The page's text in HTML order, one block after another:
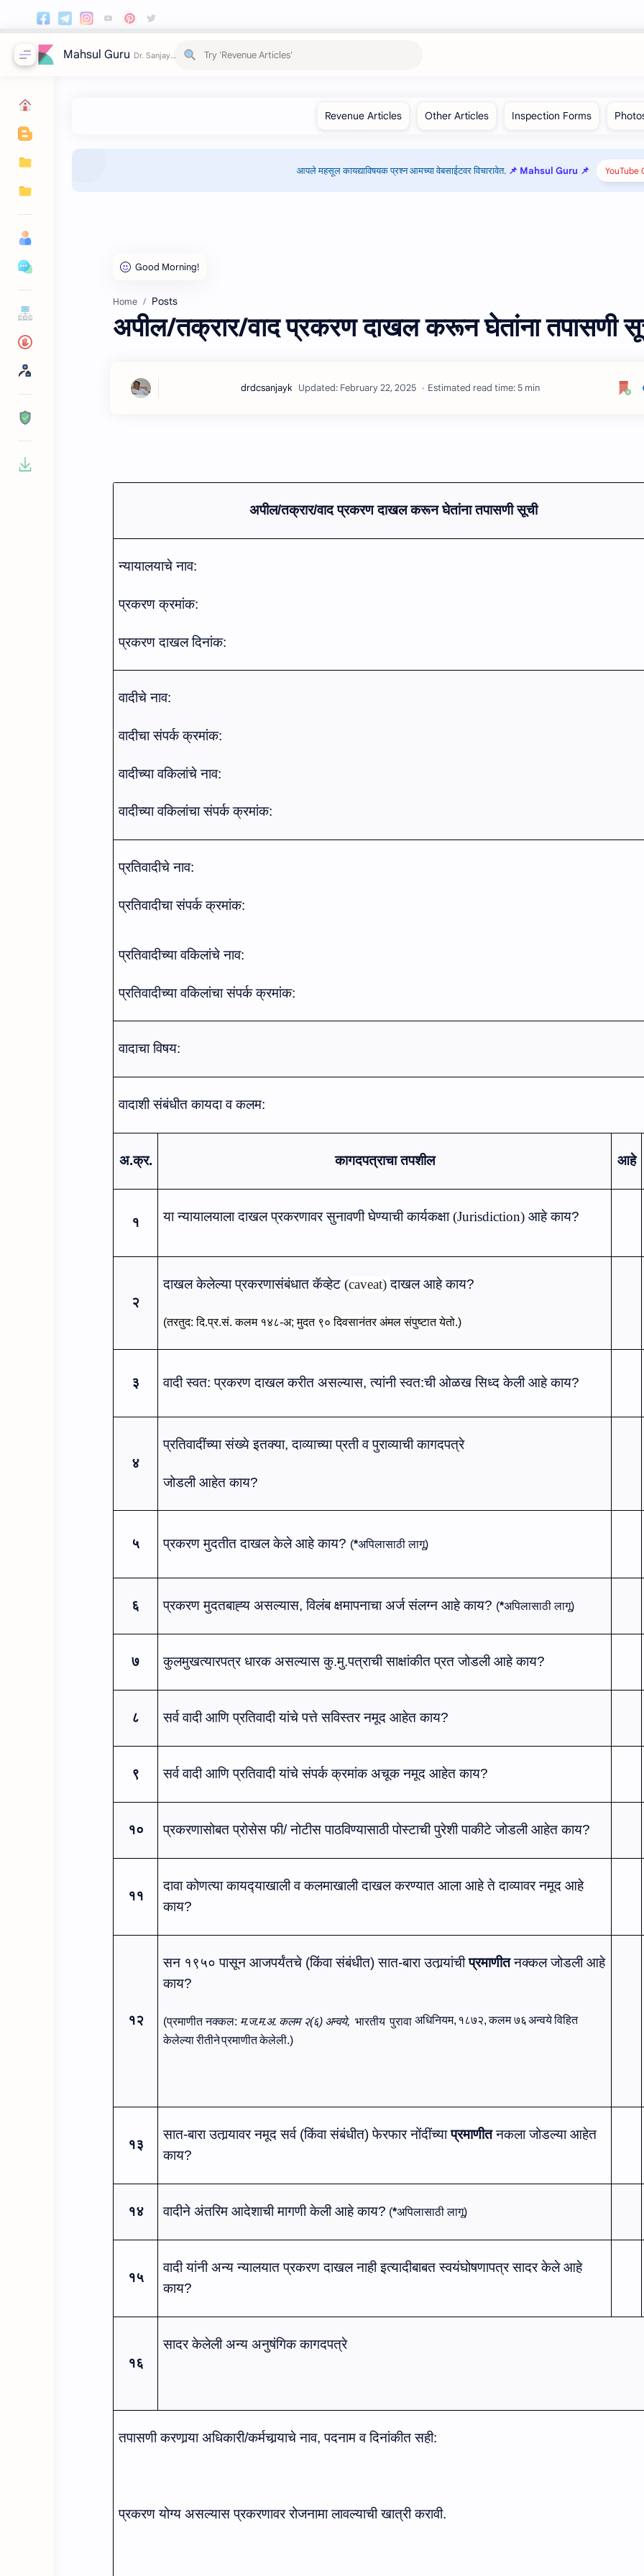
Mahsul Guru
आपले महसूल कायद्याविषयक प्रश्न आमच्या वेबसाईटवर विचारावेत. 📌 Mahsul Guru 📌 YouTube
Home Posts
अपील/तक्रार/वाद प्रकरण दाखल करून घेतांना तपासणी
Estimated read time: 5 min
अपील/तक्रार/वादप्रकरण दाखल करून घेतांनातपासणी सूची
न्‍यायालयाचे नाव:
प्रकरण क्रमांक:
प्रकरण दाखलदिनांक:
वादीचेनाव:
वादीचा संपर्क क्रमांक:
वादीच्‍यावकिलांचे नाव:
वादीच्‍या वकिलांचा संपर्क क्रमांक:
प्रतिवादीचे नाव:
प्रतिवादीचा संपर्क क्रमांक:
प्रतिवादीच्‍या वकिलांचे नाव:
प्रतिवादीच्‍या वकिलांचा संपर्क क्रमांक:
वादाचा विषय:
वादाशी संबंधीत कायदा व कलम:
अ.क्र. कागदपत्राचा तपशील आहे
१ या न्‍यायालयाला दाखल प्रकरणावर सुनावणी घेण्‍याची कार्यकक्षा(Jurisdiction) आहे काय?
२
दाखल केलेल्‍या प्रकरणासंबंधात कॅव्‍हेट(caveat) दाखल आहे काय?
(तरतुद: दि.प्र.सं. कलम १४८-अ; मुदत ९० दिवसानंतर अंमल संपुष्‍टात येतो.)
३ वादी स्‍वत: प्रकरण दाखल करीत असल्‍यास, त्‍यांनी स्‍वत:ची ओळख सिध्‍द केली आहे काय?
४
प्रतिवादींच्‍या संख्‍ये इतक्‍या, दाव्‍याच्‍याप्रती वपुराव्‍याचीकागदपत्रे
जोडली आहेत काय?
५ प्रकरण मुदतीत दाखल केले आहे काय? (*अपिलासाठी लागू)
६ प्रकरण मुदतबाह्‍य असल्‍यास, विलंब क्षमापनाचा अर्ज संलग्‍न आहे काय? (*अपिलासाठी लागू)
७ कुलमुखत्‍यारपत्र धारक असल्‍यास कु.मु.पत्राचीसाक्षांकीतप्रत जोडली आहे काय?
८ सर्ववादी आणि प्रतिवादीयांचे पत्तेसविस्‍तरनमूद आहेत काय?
९ सर्ववादी आणि प्रतिवादी यांचे संपर्क क्रमांक अचूक नमूद आहेत काय?
१० प्रकरणासोबतप्रोसेस फी/ नोटीस पाठविण्‍यासाठी पोस्‍टाची पुरेशी पाकीटे जोडलीआहेतकाय?
११
दावाकोणत्‍या कायद्‍याखाली व कलमाखाली दाखल करण्‍यात आलाआहे ते दाव्‍यावरनमूद आहे
काय?
१२
सन १९५० पासून आजपर्यंतचे (किंवा संबंधीत)सात-बारा उतार्‍यांचीप्रमाणीतनक्‍कलजोडलीआहे
काय?
(प्रमाणीत नक्‍कल: म.ज.म.अ. कलम२(६)अन्‍वये, भारतीय पुरावा अधिनियम, १८७२, कलम ७६अन्वयेविहित
केलेल्यारीतीनेप्रमाणीतकेलेली.)
१३
सात-बाराउतार्‍यावरनमूद सर्व (किंवा संबंधीत)फेरफार नोंदींच्‍या प्रमाणीतनकलाजोडल्‍या आहेत
काय?
१४ वादीने अंतरिम आदेशाची मागणी केली आहे काय? (*अपिलासाठी लागू)
१५
वादी यांनी अन्‍य न्‍यालयात प्रकरण दाखल नाही इत्‍यादीबाबत स्‍वयंघोषणापत्र सादर केले आहे
काय?
१६
सादर केलेली अन्‍य अनुषंगिक कागदपत्रे
तपासणी करणार्‍या अधिकारी/कर्मचार्‍याचेनाव, पदनामवदिनांकीत सही:
प्रकरण योग्‍य असल्‍यास प्रकरणावर रोजनामा लावल्‍याची खात्री करावी.